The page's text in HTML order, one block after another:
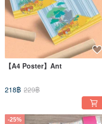
【A4 Poster】Ant
218฿ 229฿
-25%